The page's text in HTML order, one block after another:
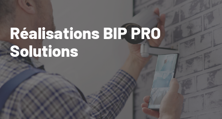
Réalisations BIP PRO
Solutions